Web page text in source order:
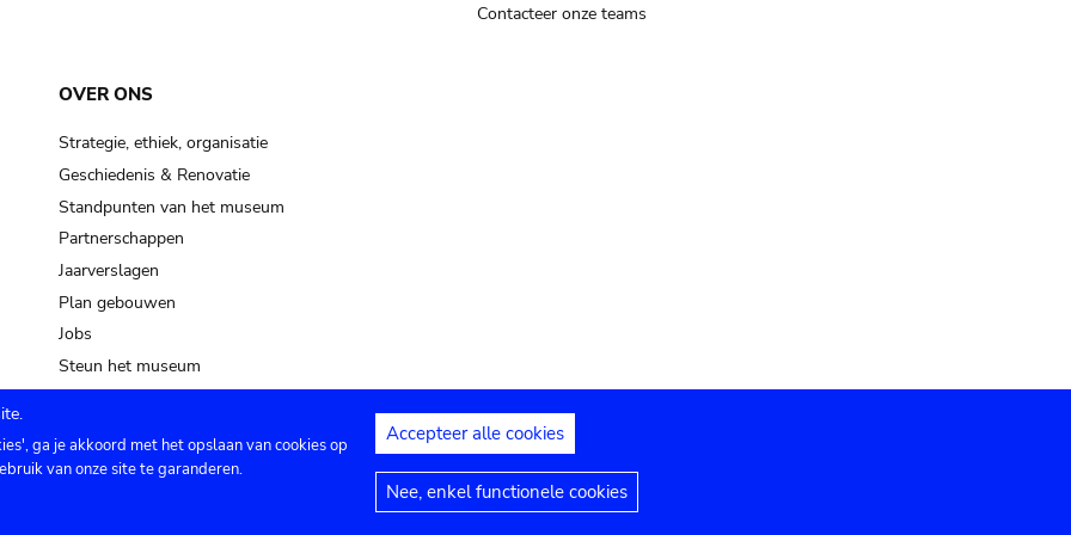
Contacteer onze teams
OVER ONS
Strategie, ethiek, organisatie
Geschiedenis & Renovatie
Standpunten van het museum
Partnerschappen
Jaarverslagen
Plan gebouwen
Jobs
Steun het museum
Privacy instellingen Juridische mededelingen
ga je akkoord met het opslaan van cookies op
van onze site te garanderen.
Accepteer alle cookies
Nee, enkel functionele cookies